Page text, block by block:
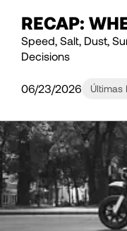
RECAP:
Speed, Salt, Dust,
Decisions
06/23/2026 Últimas